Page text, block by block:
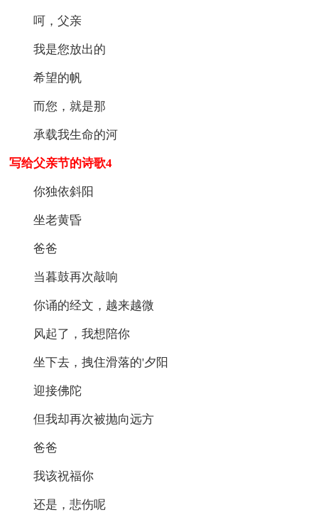
呵，父亲
我是您放出的
希望的帆
而您，就是那
承载我生命的河
写给父亲节的诗歌4
你独依斜阳
坐老黄昏
爸爸
当暮鼓再次敲响
你诵的经文，越来越微
风起了，我想陪你
坐下去，拽住滑落的'夕阳
迎接佛陀
但我却再次被抛向远方
爸爸
我该祝福你
还是，悲伤呢